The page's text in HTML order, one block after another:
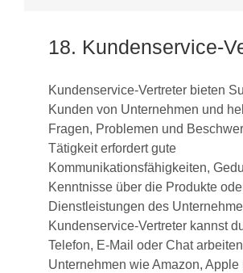
18. Kundenservice-
Kundenservice-Vertreter bieten
Kunden von Unternehmen und
Fragen, Problemen und
Tätigkeit erfordert gute
Kommunikationsfähigkeiten,
Kenntnisse über die Produkte
Dienstleistungen des
Kundenservice-Vertreter kannst
Telefon, E-Mail oder Chat
Unternehmen wie Amazon, Apple